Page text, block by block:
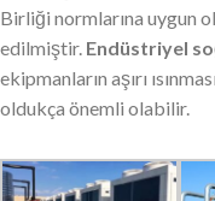
Birliği normlarına uygun
edilmiştir. Endüstriyel
ekipmanların aşırı
oldukça önemli olabilir.